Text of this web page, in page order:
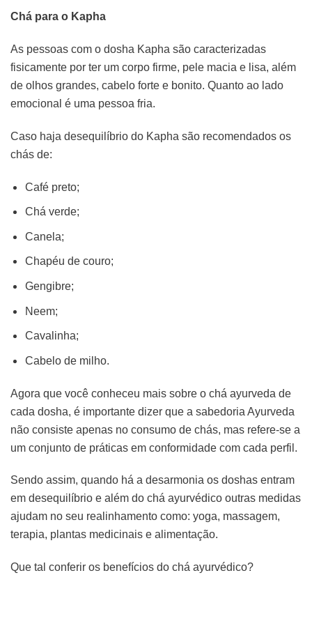
Chá para o Kapha
As pessoas com o dosha Kapha são caracterizadas
fisicamente por ter um corpo firme, pele macia e lisa, além
de olhos grandes, cabelo forte e bonito. Quanto ao lado
emocional é uma pessoa fria.
Caso haja desequilíbrio do Kapha são recomendados os
chás de:
Café preto;
Chá verde;
Canela;
Chapéu de couro;
Gengibre;
Neem;
Cavalinha;
Cabelo de milho.
Agora que você conheceu mais sobre o chá ayurveda de
cada dosha, é importante dizer que a sabedoria Ayurveda
não consiste apenas no consumo de chás, mas refere-se a
um conjunto de práticas em conformidade com cada perfil.
Sendo assim, quando há a desarmonia os doshas entram
em desequilíbrio e além do chá ayurvédico outras medidas
ajudam no seu realinhamento como: yoga, massagem,
terapia, plantas medicinais e alimentação.
Que tal conferir os benefícios do chá ayurvédico?